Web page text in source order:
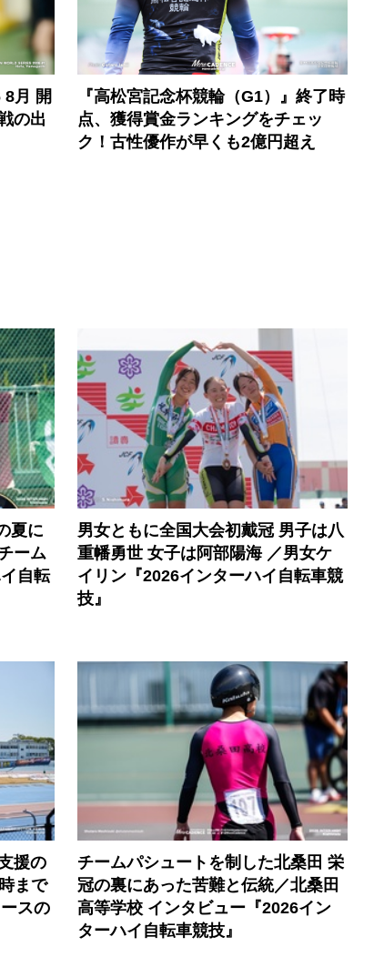
8月 開
の出
『高松宮記念杯競輪（G1）』終了時
点、獲得賞金ランキングをチェッ
ク！古性優作が早くも2億円超え
夏に
ーム
自転
男女ともに全国大会初戴冠 男子は八
重幡勇世 女子は阿部陽海 ／男女ケ
イリン『2026インターハイ自転車競
技』
援の
まで
スの
チームパシュートを制した北桑田 栄
冠の裏にあった苦難と伝統／北桑田
高等学校 インタビュー『2026イン
ターハイ自転車競技』